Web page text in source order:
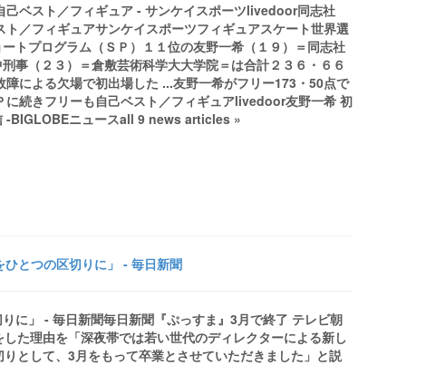
ベスト／フィギュア - サンケイスポーツlivedoor同志社
／フィギュアサンケイスポーツフィギュアスケート世界選
トプログラム（ＳＰ）１１位の友野一希（１９）＝同志社
事（２３）＝倉敷芸術科学大大学院＝は合計２３６・６６
による欠場で初出場した ...友野一希がフリー173・50点で
続きフリーも自己ベスト／フィギュアlivedoor友野一希 初
-BIGLOBEニュースall 9 news articles »
ひとつの区切りに」 - 毎日新聞
に」 - 毎日新聞毎日新聞『ぷっすま』3月で終了 テレビ朝
た理由を「深夜帯では若い世代のディレクターによる新し
として、3月をもって卒業とさせていただきました」と説